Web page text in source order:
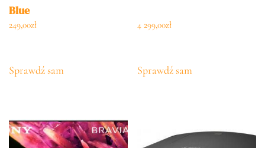
Blue
249,00zł
Sprawdź sam
4 299,00zł
Sprawdź sam